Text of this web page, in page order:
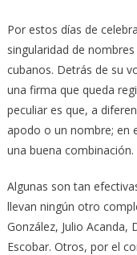
Por estos días de
singularidad de
cubanos. Detrás de su
una firma que queda
peculiar es que, a
apodo o un nombre; en
una buena combinación.
Algunas son tan
llevan ningún otro
González, Julio Acanda,
Escobar. Otros, por el